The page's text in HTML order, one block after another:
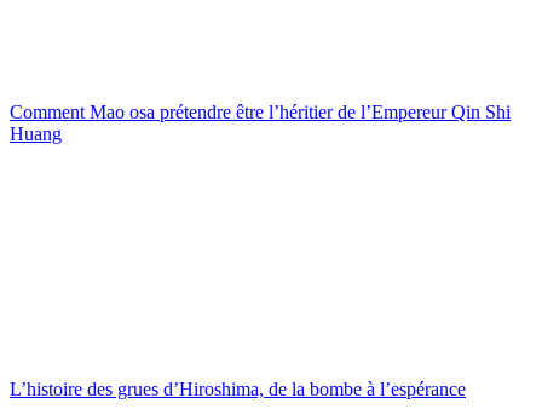
Comment Mao osa prétendre être l’héritier de l’Empereur Qin Shi
Huang
L’histoire des grues d’Hiroshima, de la bombe à l’espérance